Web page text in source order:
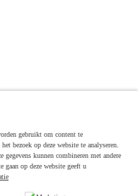
gebruikt om content te
bezoek op deze website te analyseren.
gegevens kunnen combineren met andere
gaan op deze website geeft u